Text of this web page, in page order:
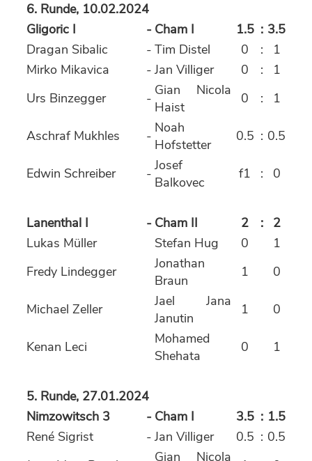
6. Runde, 10.02.2024
Gligoric I
- Cham I 1.5 : 3.5
Dragan Sibalic
- Tim Distel 0 :
1
Mirko Mikavica
- Jan Villiger 0 :
1
Urs Binzegger
- Gian Nicola
Haist
0 : 1
Aschraf Mukhles - Noah
Hofstetter
0.5 : 0.5
Edwin Schreiber - Josef
Balkovec
f1 : 0
Lanenthal I - Cham II 2 :
2
Lukas Müller
Stefan Hug 0
1
Fredy Lindegger
Jonathan
Braun
1 0
Michael Zeller
Jael Jana
Janutin
1 0
Kenan Leci
Mohamed
Shehata
0 1
5. Runde, 27.01.2024
Nimzowitsch 3
- Cham I 3.5 : 1.5
René Sigrist
- Jan Villiger 0.5 : 0.5
Gian Nicola